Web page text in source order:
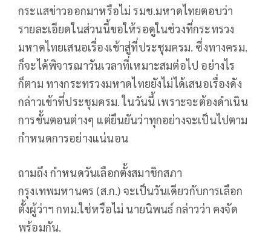
กระแสข่าวออกมาหรือไม่ รมช.มหาดไทยตอบว่า
รายละเอียดในส่วนนี้ขอให้รอดูในช่วงที่กระทรวง
มหาดไทยเสนอเรื่องเข้าสู่ที่ประชุมครม. ซึ่งทางครม.
ก็จะได้พิจารณาวันเวลาที่เหมาะสมต่อไป อย่างไร
ก็ตาม​ ทางกระทรวงมหาดไทยยังไม่ได้เสนอเรื่องดัง
กล่าวเข้าที่ประชุมครม. ในวันนี้ เพราะจะต้องดำเนิน
การขั้นตอนต่างๆ แต่ยืนยันว่าทุกอย่างจะเป็นไปตาม
กำหนดการอย่างแน่นอน
ถามถึง กำหนดวันเลือกตั้งสมาชิกสภา
กรุงเทพมหานคร (ส.ก.) จะเป็นวันเดียวกับการเลือก
ตั้งผู้ว่าฯ กทม.ใช่หรือไม่ นายนิพนธ์ กล่าวว่า คงจัด
พร้อมกัน.